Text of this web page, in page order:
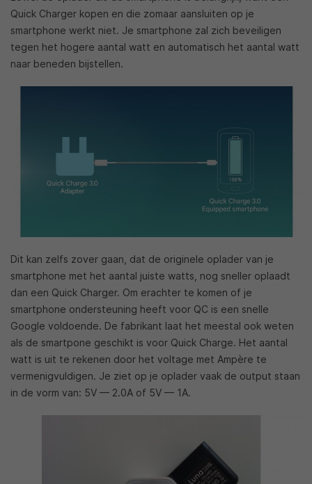
Quick Charger kopen en die zomaar aansluiten op je
smartphone werkt niet. Je smartphone zal zich beveiligen
tegen het hogere aantal watt en automatisch het aantal watt
naar beneden bijstellen.
Dit kan zelfs zover gaan, dat de originele oplader van je
smartphone met het aantal juiste watts, nog sneller oplaadt
dan een Quick Charger. Om erachter te komen of je
smartphone ondersteuning heeft voor QC is een snelle
Google voldoende. De fabrikant laat het meestal ook weten
als de smartpone geschikt is voor Quick Charge. Het aantal
watt is uit te rekenen door het voltage met Ampère te
vermenigvuldigen. Je ziet op je oplader vaak de output staan
in de vorm van: 5V — 2.0A of 5V — 1A.